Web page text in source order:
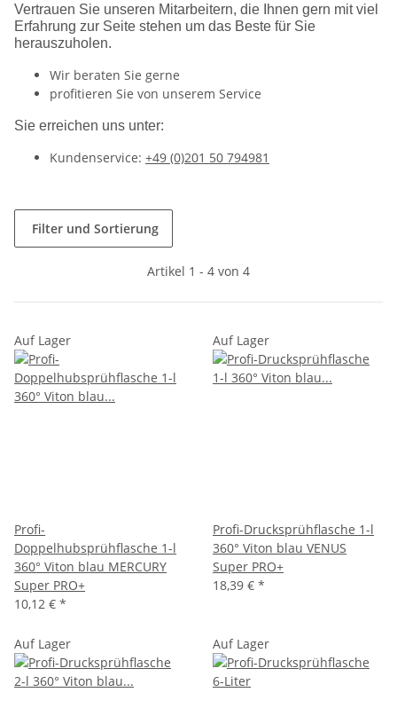
Vertrauen Sie unseren Mitarbeitern, die Ihnen gern mit viel
Erfahrung zur Seite stehen um das Beste für Sie
herauszuholen.
Wir beraten Sie gerne
profitieren Sie von unserem Service
Sie erreichen uns unter:
Kundenservice: +49 (0)201 50 794981
Filter und Sortierung
Artikel 1 - 4 von 4
Auf Lager
Profi-
Doppelhubsprühflasche 1-l
360° Viton blau MERCURY
Super PRO+
10,12 € *
Auf Lager
Profi-Drucksprühflasche 1-l
360° Viton blau VENUS
Super PRO+
18,39 € *
Auf Lager Auf Lager